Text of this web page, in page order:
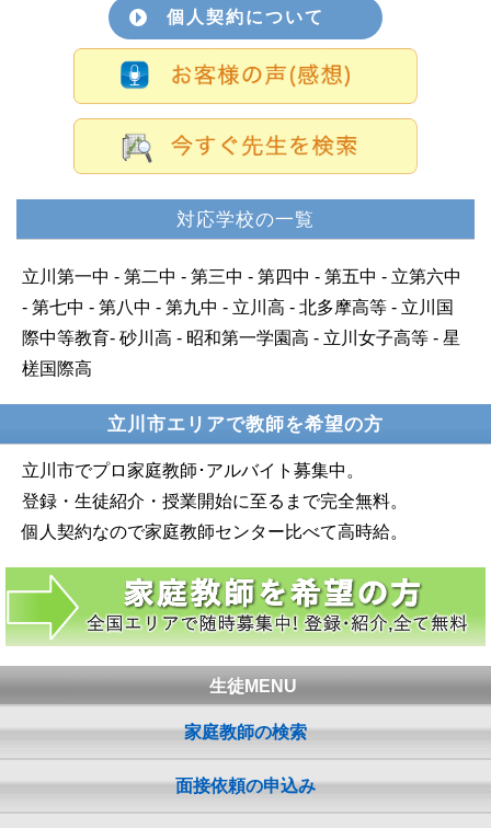
個人契約について
対応学校の一覧
立川第一中 - 第二中 - 第三中 - 第四中 - 第五中 - 立第六中
- 第七中 - 第八中 - 第九中 - 立川高 - 北多摩高等 - 立川国
際中等教育- 砂川高 - 昭和第一学園高 - 立川女子高等 - 星
槎国際高
立川市エリアで教師を希望の方
立川市でプロ家庭教師･アルバイト募集中。
登録・生徒紹介・授業開始に至るまで完全無料。
個人契約なので家庭教師センター比べて高時給。
生徒MENU
家庭教師の検索
面接依頼の申込み